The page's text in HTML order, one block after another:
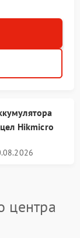
Hikmicro
центра